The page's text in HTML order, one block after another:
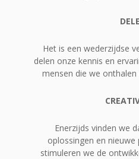
Het is een wederzijdse
delen onze kennis en
mensen die we
Enerzijds vinden we
oplossingen en
stimuleren we de